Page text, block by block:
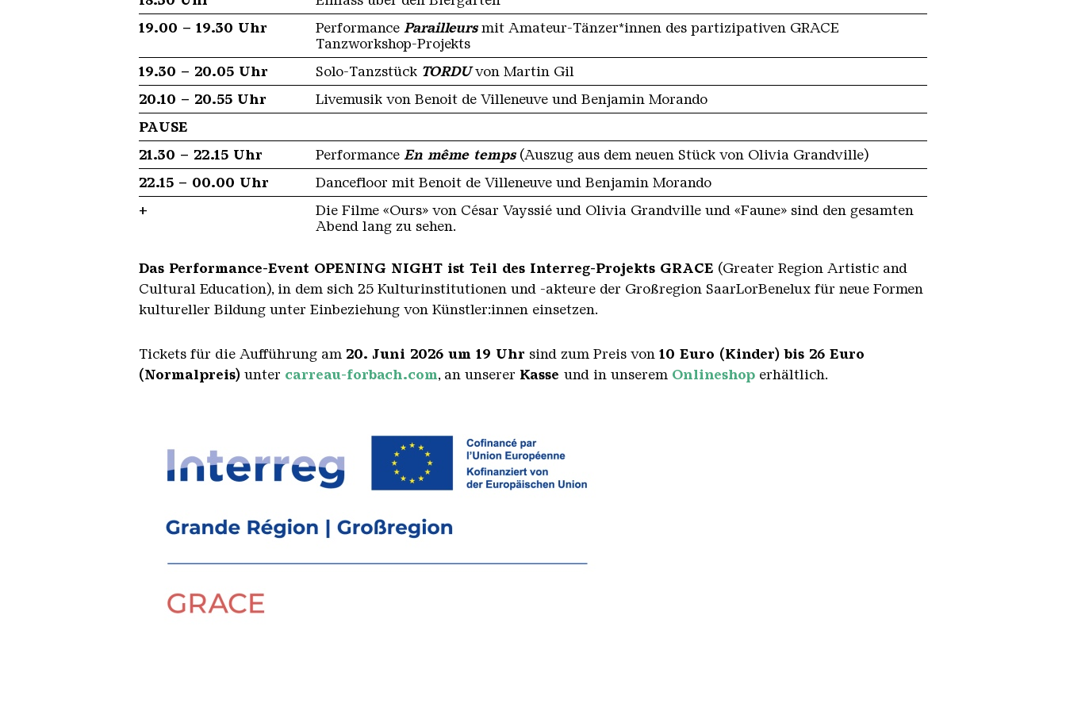
19.00 – 19.30 Uhr
Performance Parailleursmit Amateur-Tänzer*innen des partizipativen GRACE
Tanzworkshop-Projekts
19.30 – 20.05 Uhr
Solo-Tanzstück TORDUvon Martin Gil
20.10 – 20.55 Uhr
Livemusik von Benoit de Villeneuve und Benjamin Morando
PAUSE
21.30 – 22.15 Uhr
Performance En même temps(Auszug aus dem neuen Stück von Olivia Grandville)
22.15 – 00.00 Uhr
Dancefloor mit Benoit de Villeneuve und Benjamin Morando
+
Die Filme «Ours» von César Vayssié und Olivia Grandville und «Faune» sind den gesamten
Abend lang zu sehen.
Das Performance-Event OPENING NIGHT ist Teil des Interreg-Projekts GRACE (Greater Region Artistic and
Cultural Education), in dem sich 25 Kulturinstitutionen und -akteure der Großregion SaarLorBenelux für neue Formen
kultureller Bildung unter Einbeziehung von Künstler:innen einsetzen.
Tickets für die Aufführung am 20. Juni 2026 um 19 Uhr sind zum Preis von 10 Euro (Kinder) bis 26 Euro
(Normalpreis) unter carreau-forbach.com, an unserer Kasse und in unserem Onlineshop erhältlich.